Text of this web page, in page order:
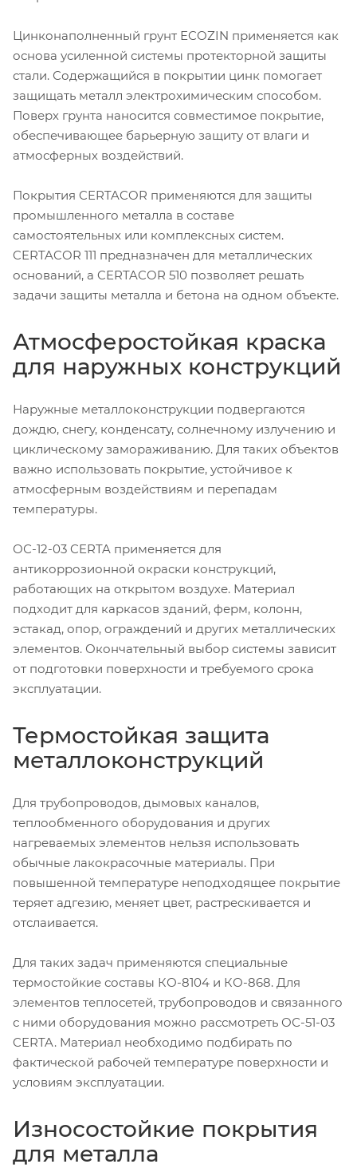
Цинконаполненный грунт ECOZIN применяется как
основа усиленной системы протекторной защиты
стали. Содержащийся в покрытии цинк помогает
защищать металл электрохимическим способом.
Поверх грунта наносится совместимое покрытие,
обеспечивающее барьерную защиту от влаги и
атмосферных воздействий.
Покрытия CERTACOR применяются для защиты
промышленного металла в составе
самостоятельных или комплексных систем.
CERTACOR 111 предназначен для металлических
оснований, а CERTACOR 510 позволяет решать
задачи защиты металла и бетона на одном объекте.
Атмосферостойкая краска
для наружных конструкций
Наружные металлоконструкции подвергаются
дождю, снегу, конденсату, солнечному излучению и
циклическому замораживанию. Для таких объектов
важно использовать покрытие, устойчивое к
атмосферным воздействиям и перепадам
температуры.
ОС-12-03 CERTA применяется для
антикоррозионной окраски конструкций,
работающих на открытом воздухе. Материал
подходит для каркасов зданий, ферм, колонн,
эстакад, опор, ограждений и других металлических
элементов. Окончательный выбор системы зависит
от подготовки поверхности и требуемого срока
эксплуатации.
Термостойкая защита
металлоконструкций
Для трубопроводов, дымовых каналов,
теплообменного оборудования и других
нагреваемых элементов нельзя использовать
обычные лакокрасочные материалы. При
повышенной температуре неподходящее покрытие
теряет адгезию, меняет цвет, растрескивается и
отслаивается.
Для таких задач применяются специальные
термостойкие составы КО-8104 и КО-868. Для
элементов теплосетей, трубопроводов и связанного
с ними оборудования можно рассмотреть ОС-51-03
CERTA. Материал необходимо подбирать по
фактической рабочей температуре поверхности и
условиям эксплуатации.
Износостойкие покрытия
для металла